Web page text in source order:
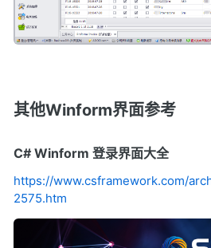
其他Winform界面参考
C# Winform 登录界面大全
https://www.csframework.com/
2575.htm